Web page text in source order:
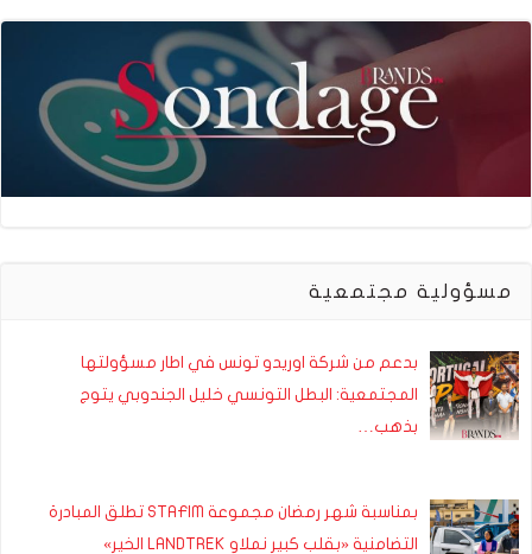
مسؤولية مجتمعية
بدعم من شركة اوريدو تونس في اطار مسؤولتها
المجتمعية: البطل التونسي خليل الجندوبي يتوج
بذهب…
بمناسبة شهر رمضان مجموعة STAFIM تطلق المبادرة
التضامنية «بقلب كبير نملاو LANDTREK الخير»